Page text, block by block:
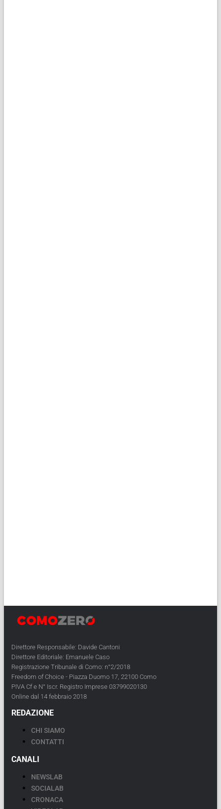
Direttore Responsabile: Davide Cantoni
Direttore Editoriale: Emanuele Caso
Registrazione Tribunale di Como: n°2/2018
Freedom of Choice - Piazza Duomo 17, 22100 Como
PIVA Cf e N° Iscr. Registro Imprese 03799020130
Online dal 14 febbraio 2018
REDAZIONE
CHI SIAMO
CONTATTI
CANALI
NEWSLAB
SOCIALAB
CRONACA